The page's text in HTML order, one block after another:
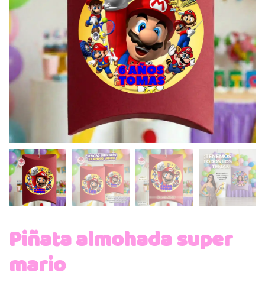
Piñata almohada super
mario